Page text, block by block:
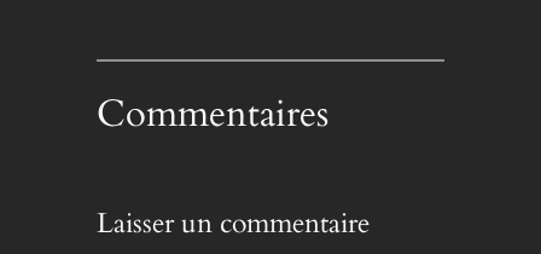
Commentaires
Laisser un commentaire